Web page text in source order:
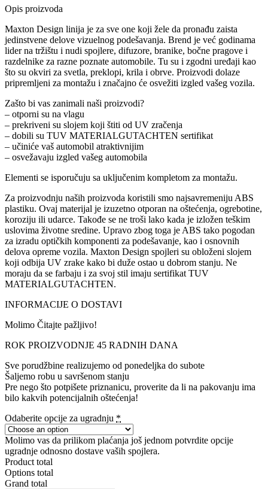
Opis proizvoda
Maxton Design linija je za sve one koji žele da pronađu zaista
jedinstvene delove vizuelnog podešavanja. Brend je već godinama
lider na tržištu i nudi spojlere, difuzore, branike, bočne pragove i
razdelnike za razne poznate automobile. Tu su i zgodni uređaji kao
što su okviri za svetla, preklopi, krila i obrve. Proizvodi dolaze
pripremljeni za montažu i značajno će osvežiti izgled vašeg vozila.
Zašto bi vas zanimali naši proizvodi?
– otporni su na vlagu
– prekriveni su slojem koji štiti od UV zračenja
– dobili su TUV MATERIALGUTACHTEN sertifikat
– učiniće vaš automobil atraktivnijim
– osvežavaju izgled vašeg automobila
Elementi se isporučuju sa uključenim kompletom za montažu.
Za proizvodnju naših proizvoda koristili smo najsavremeniju ABS
plastiku. Ovaj materijal je izuzetno otporan na oštećenja, ogrebotine,
koroziju ili udarce. Takođe se ne troši lako kada je izložen teškim
uslovima životne sredine. Upravo zbog toga je ABS tako pogodan
za izradu optičkih komponenti za podešavanje, kao i osnovnih
delova opreme vozila. Maxton Design spojleri su obloženi slojem
koji odbija UV zrake kako bi duže ostao u dobrom stanju. Ne
moraju da se farbaju i za svoj stil imaju sertifikat TUV
MATERIALGUTACHTEN.
INFORMACIJE O DOSTAVI
Molimo Čitajte pažljivo!
ROK PROIZVODNJE 45 RADNIH DANA
Sve porudžbine realizujemo od ponedeljka do subote
Šaljemo robu u savršenom stanju
Pre nego što potpišete priznanicu, proverite da li na pakovanju ima
bilo kakvih potencijalnih oštećenja!
Odaberite opcije za ugradnju *
Molimo vas da prilikom plaćanja još jednom potvrdite opcije
ugradnje odnosno dostave vaših spojlera.
Product total
Options total
Grand total